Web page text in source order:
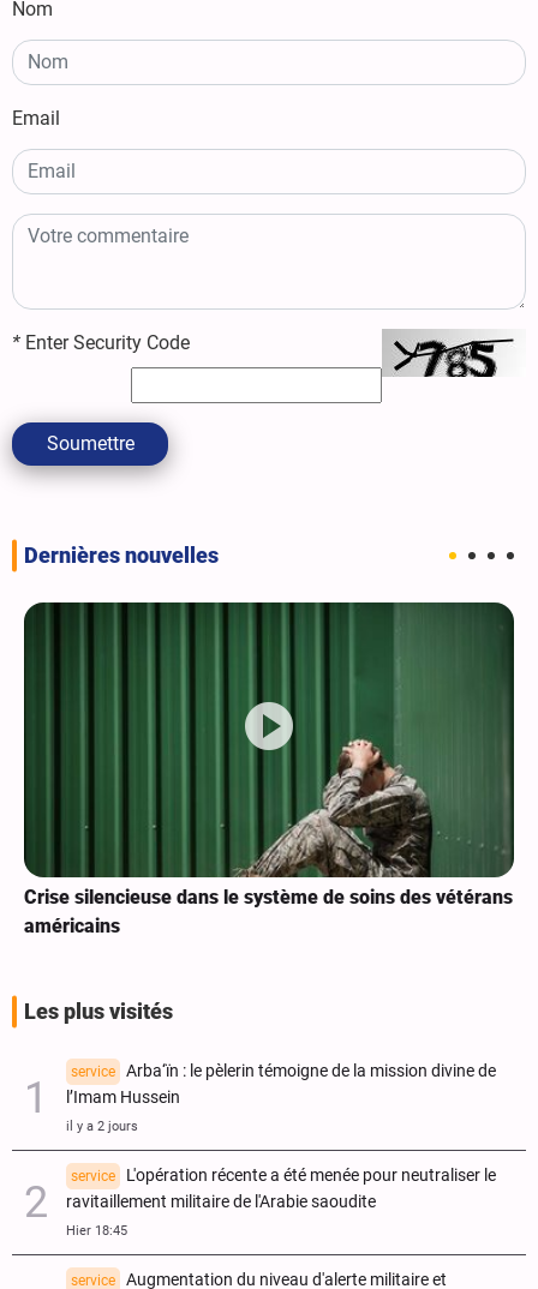
Nom
Email
* Enter Security Code
Soumettre
Dernières nouvelles
Crise silencieuse dans le système de soins des vétérans
américains
Les plus visités
service
Arba‘ïn : le pèlerin témoigne de la mission divine de
l’Imam Hussein
il y a 2 jours
service
L'opération récente a été menée pour neutraliser le
ravitaillement militaire de l'Arabie saoudite
Hier 18:45
service
Augmentation du niveau d'alerte militaire et